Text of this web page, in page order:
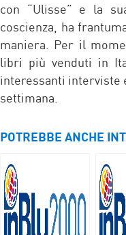
con “Ulisse” e la
coscienza, ha
maniera. Per il
libri più venduti in
interessanti interviste
settimana.
POTREBBE ANCHE